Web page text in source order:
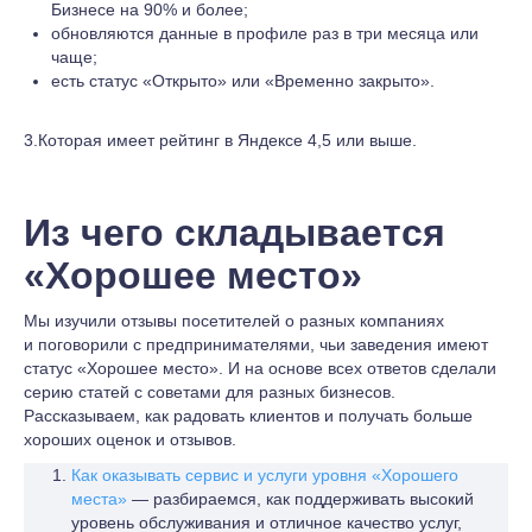
Бизнесе на 90% и более;
обновляются данные в профиле раз в три месяца или
чаще;
есть статус «Открыто» или «Временно закрыто».
3.Которая имеет рейтинг в Яндексе 4,5 или выше.
Из чего складывается
«Хорошее место»
Мы изучили отзывы посетителей о разных компаниях
и поговорили с предпринимателями, чьи заведения имеют
статус «Хорошее место». И на основе всех ответов сделали
серию статей с советами для разных бизнесов.
Рассказываем, как радовать клиентов и получать больше
хороших оценок и отзывов.
Как оказывать сервис и услуги уровня «Хорошего
места» — разбираемся, как поддерживать высокий
уровень обслуживания и отличное качество услуг,